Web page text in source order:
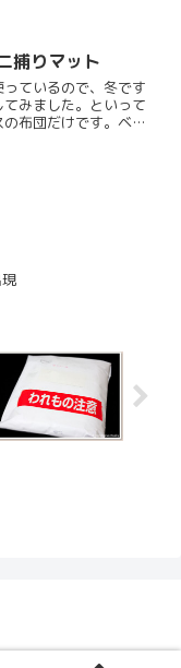
。捕りマット
ているので、冬です
みました。といって
布団だけです。ベッ